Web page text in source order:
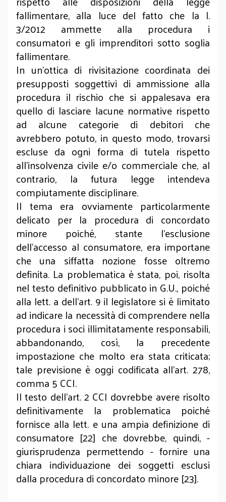
fallimentare, alla luce del fatto che la l.
3/2012 ammette alla procedura i
consumatori e gli imprenditori sotto soglia
fallimentare.
In un’ottica di rivisitazione coordinata dei
presupposti soggettivi di ammissione alla
procedura il rischio che si appalesava era
quello di lasciare lacune normative rispetto
ad alcune categorie di debitori che
avrebbero potuto, in questo modo, trovarsi
escluse da ogni forma di tutela rispetto
all’insolvenza civile e/o commerciale che, al
contrario, la futura legge intendeva
compiutamente disciplinare.
Il tema era ovviamente particolarmente
delicato per la procedura di concordato
minore poiché, stante l’esclusione
dell’accesso al consumatore, era importane
che una siffatta nozione fosse oltremo
definita. La problematica è stata, poi, risolta
nel testo definitivo pubblicato in G.U., poiché
alla lett. a dell’art. 9 il legislatore si è limitato
ad indicare la necessità di comprendere nella
procedura i soci illimitatamente responsabili,
abbandonando, così, la precedente
impostazione che molto era stata criticata;
tale previsione è oggi codificata all’art. 278,
comma 5 CCI.
Il testo dell’art. 2 CCI dovrebbe avere risolto
definitivamente la problematica poiché
fornisce alla lett. e una ampia definizione di
consumatore [22] che dovrebbe, quindi, -
giurisprudenza permettendo - fornire una
chiara individuazione dei soggetti esclusi
dalla procedura di concordato minore [23].